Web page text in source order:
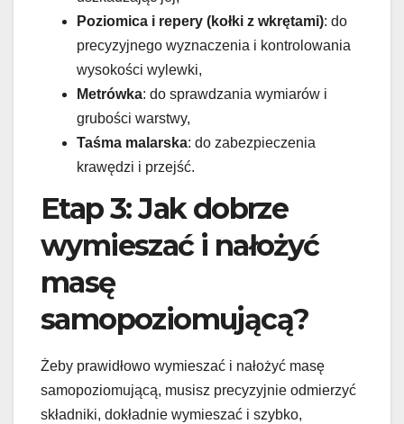
Poziomica i repery (kołki z wkrętami): do
precyzyjnego wyznaczenia i kontrolowania
wysokości wylewki,
Metrówka: do sprawdzania wymiarów i
grubości warstwy,
Taśma malarska: do zabezpieczenia
krawędzi i przejść.
Etap 3: Jak dobrze
wymieszać i nałożyć
masę
samopoziomującą?
Żeby prawidłowo wymieszać i nałożyć masę
samopoziomującą, musisz precyzyjnie odmierzyć
składniki, dokładnie wymieszać i szybko,